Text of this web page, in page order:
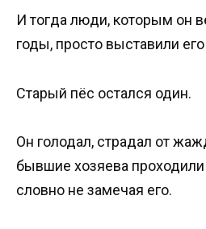
И тогда люди, которым он
годы, просто выставили его
Старый пёс остался один.
Он голодал, страдал от
бывшие хозяева
словно не замечая его.